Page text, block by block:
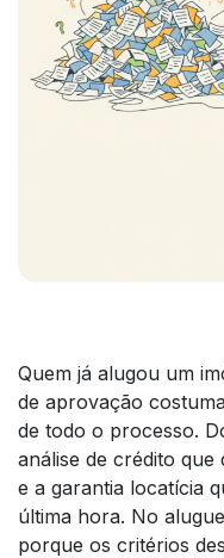
Quem já alugou um
de aprovação
de todo o processo.
análise de crédito que
e a garantia locatícia
última hora. No
porque os critérios